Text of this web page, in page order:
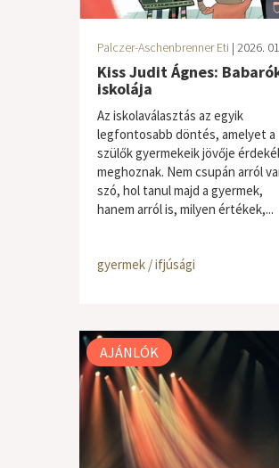
Palczer-Aschenbrenner Eti | 2026.
Kiss Judit Ágnes:
iskolája
Az iskolaválasztás az egyik
legfontosabb döntés, amelyet a
szülők gyermekeik jövője
meghoznak. Nem csupán arról
szó, hol tanul majd a gyermek,
hanem arról is, milyen értékek,...
gyermek / ifjúsági
AJÁNLÓK